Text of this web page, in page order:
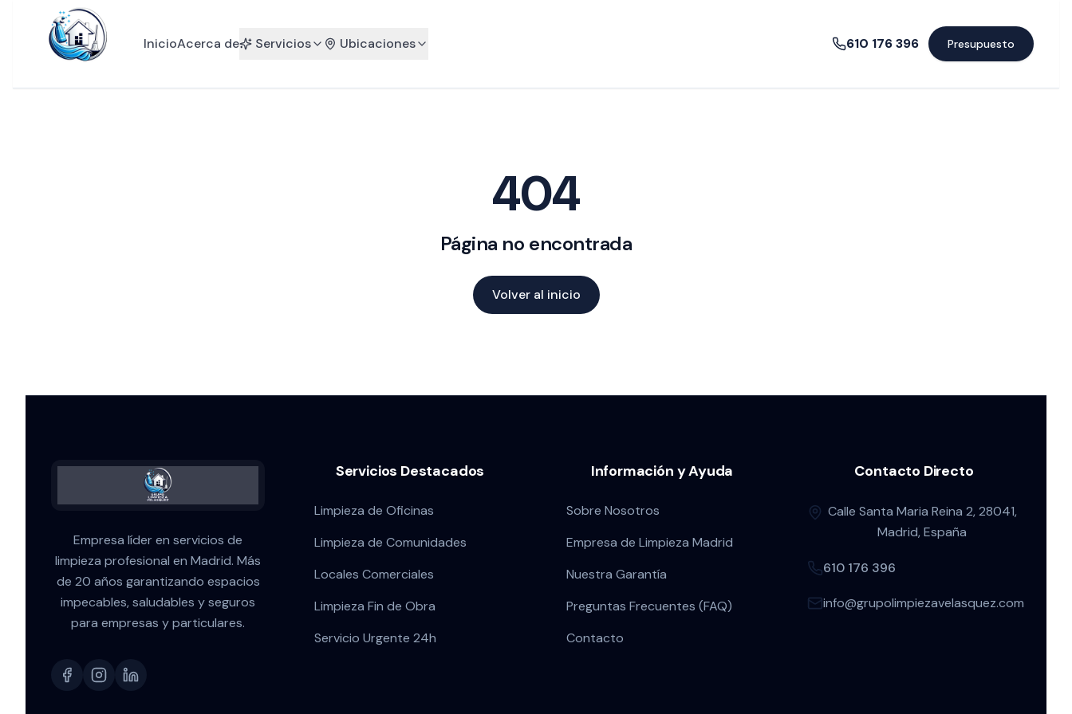
InicioAcerca de Servicios Ubicaciones 610 176 396 Presupuesto
404
Página no encontrada
Volver al inicio
Empresa líder en servicios de
limpieza profesional en Madrid. Más
de 20 años garantizando espacios
impecables, saludables y seguros
para empresas y particulares.
Servicios Destacados
Limpieza de Oficinas
Limpieza de Comunidades
Locales Comerciales
Limpieza Fin de Obra
Servicio Urgente 24h
Información y Ayuda
Sobre Nosotros
Empresa de Limpieza Madrid
Nuestra Garantía
Preguntas Frecuentes (FAQ)
Contacto
Contacto Directo
Calle Santa Maria Reina 2, 28041,
Madrid, España
610 176 396
info@grupolimpiezavelasquez.com